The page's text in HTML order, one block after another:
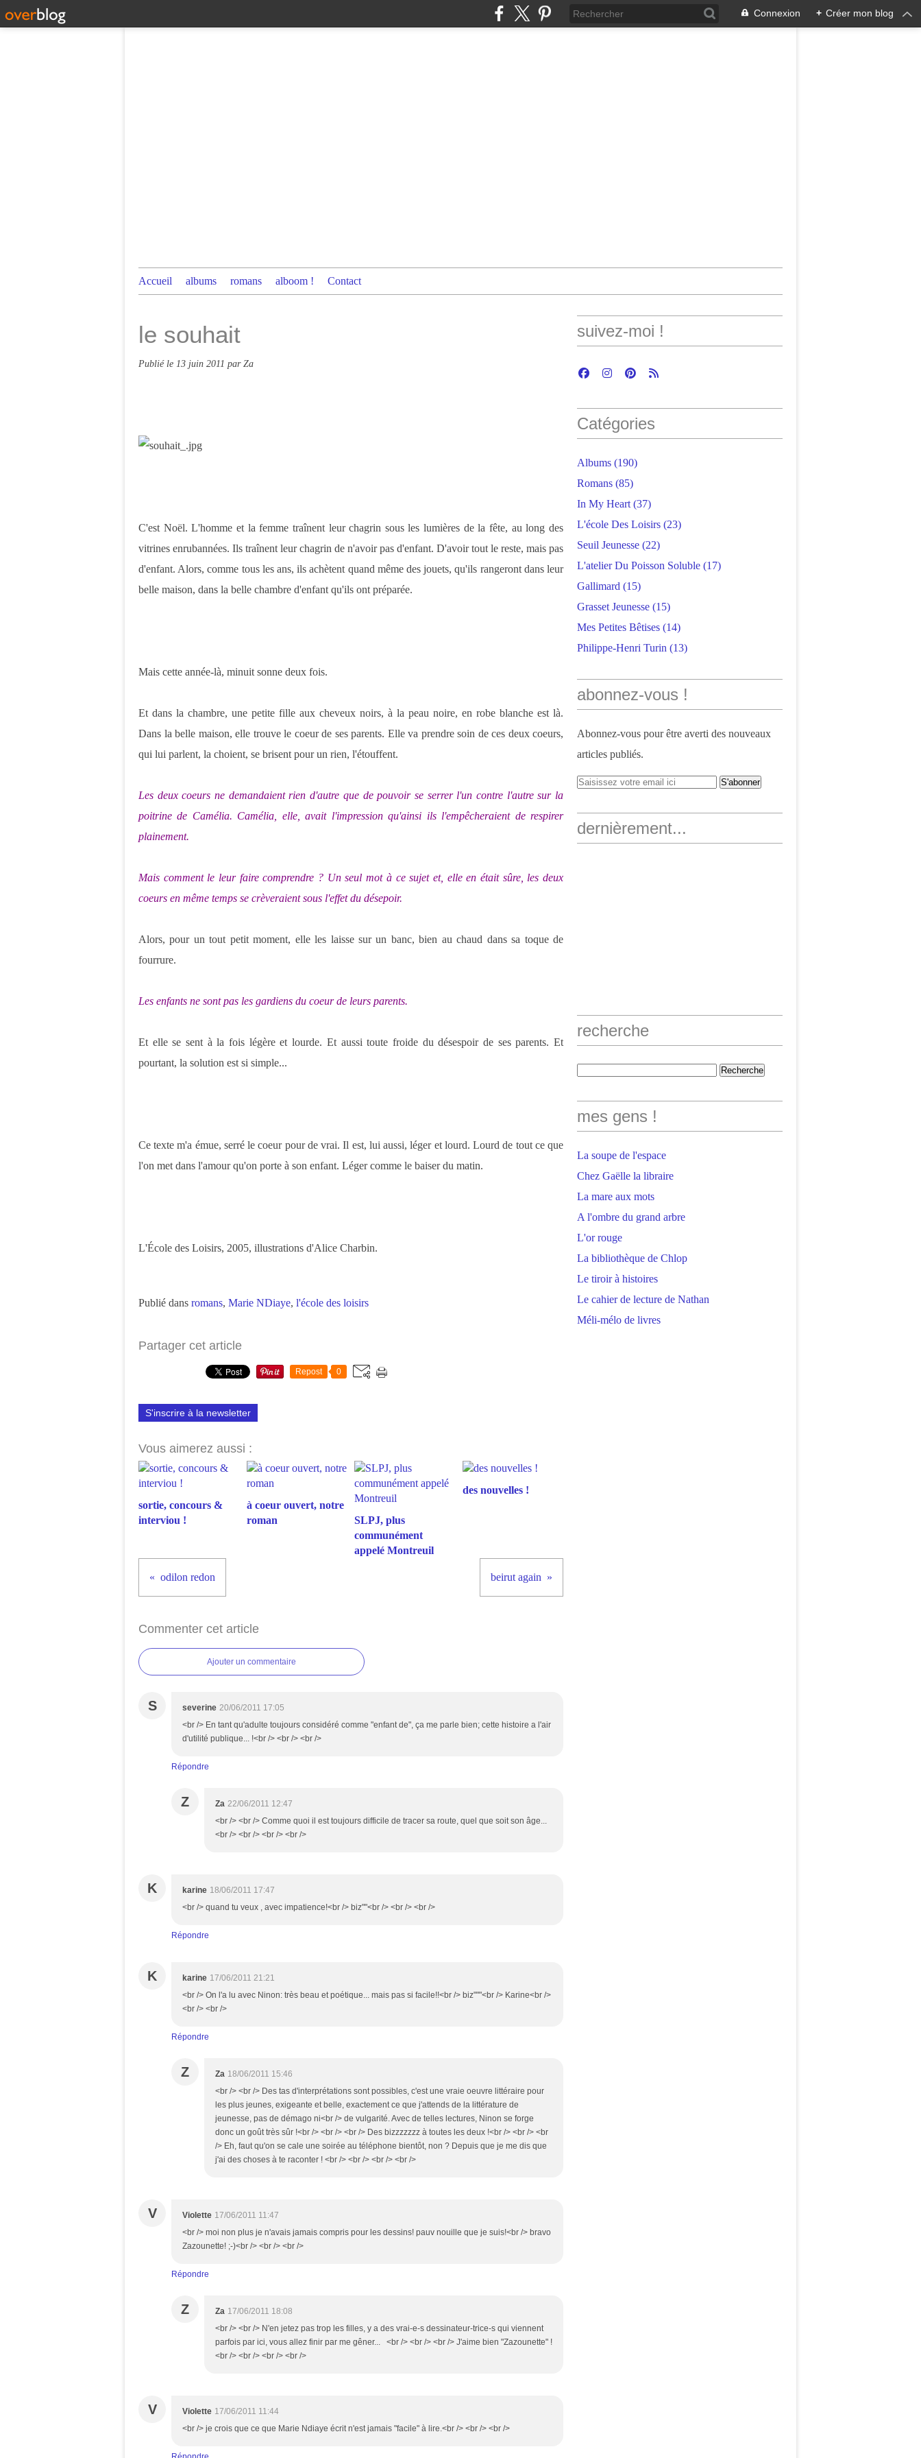
Connexion + Créer mon blog
Accueil albums romans alboom ! Contact
le souhait
Publié le 13 juin 2011 par Za
C'est Noël. L'homme et la femme traînent leur chagrin sous les lumières de la fête, au long des
vitrines enrubannées. Ils traînent leur chagrin de n'avoir pas d'enfant. D'avoir tout le reste, mais pas
d'enfant. Alors, comme tous les ans, ils achètent quand même des jouets, qu'ils rangeront dans leur
belle maison, dans la belle chambre d'enfant qu'ils ont préparée.
Mais cette année-là, minuit sonne deux fois.
Et dans la chambre, une petite fille aux cheveux noirs, à la peau noire, en robe blanche est là.
Dans la belle maison, elle trouve le coeur de ses parents. Elle va prendre soin de ces deux coeurs,
qui lui parlent, la choient, se brisent pour un rien, l'étouffent.
Les deux coeurs ne demandaient rien d'autre que de pouvoir se serrer l'un contre l'autre sur la
poitrine de Camélia. Camélia, elle, avait l'impression qu'ainsi ils l'empêcheraient de respirer
plainement.
Mais comment le leur faire comprendre ? Un seul mot à ce sujet et, elle en était sûre, les deux
coeurs en même temps se crèveraient sous l'effet du désepoir.
Alors, pour un tout petit moment, elle les laisse sur un banc, bien au chaud dans sa toque de
fourrure.
Les enfants ne sont pas les gardiens du coeur de leurs parents.
Et elle se sent à la fois légère et lourde. Et aussi toute froide du désespoir de ses parents. Et
pourtant, la solution est si simple...
Ce texte m'a émue, serré le coeur pour de vrai. Il est, lui aussi, léger et lourd. Lourd de tout ce que
l'on met dans l'amour qu'on porte à son enfant. Léger comme le baiser du matin.
L'École des Loisirs, 2005, illustrations d'Alice Charbin.
Publié dans romans, Marie NDiaye, l'école des loisirs
Partager cet article
Repost 0
S'inscrire à la newsletter
Vous aimerez aussi :
sortie, concours &
interviou !
à coeur ouvert, notre
roman
SLPJ, plus
communément
appelé Montreuil
des nouvelles !
odilon redon beirut again
Commenter cet article
Ajouter un commentaire
S severine 20/06/2011 17:05
<br /> En tant qu'adulte toujours considéré comme "enfant de", ça me parle bien; cette histoire a l'air
d'utilité publique... !<br /> <br /> <br />
Répondre
Z Za 22/06/2011 12:47
<br /> <br /> Comme quoi il est toujours difficile de tracer sa route, quel que soit son âge...
<br /> <br /> <br /> <br />
K karine 18/06/2011 17:47
<br /> quand tu veux , avec impatience!<br /> biz""<br /> <br /> <br />
Répondre
K karine 17/06/2011 21:21
<br /> On l'a lu avec Ninon: très beau et poétique... mais pas si facile!!<br /> biz"""<br /> Karine<br />
<br /> <br />
Répondre
Z Za 18/06/2011 15:46
<br /> <br /> Des tas d'interprétations sont possibles, c'est une vraie oeuvre littéraire pour
les plus jeunes, exigeante et belle, exactement ce que j'attends de la littérature de
jeunesse, pas de démago ni<br /> de vulgarité. Avec de telles lectures, Ninon se forge
donc un goût très sûr !<br /> <br /> <br /> Des bizzzzzzz à toutes les deux !<br /> <br /> <br
/> Eh, faut qu'on se cale une soirée au téléphone bientôt, non ? Depuis que je me dis que
j'ai des choses à te raconter ! <br /> <br /> <br /> <br />
V Violette 17/06/2011 11:47
<br /> moi non plus je n'avais jamais compris pour les dessins! pauv nouille que je suis!<br /> bravo
Zazounette! ;-)<br /> <br /> <br />
Répondre
Z Za 17/06/2011 18:08
<br /> <br /> N'en jetez pas trop les filles, y a des vrai-e-s dessinateur-trice-s qui viennent
parfois par ici, vous allez finir par me gêner... <br /> <br /> <br /> J'aime bien "Zazounette" !
<br /> <br /> <br /> <br />
V Violette 17/06/2011 11:44
<br /> je crois que ce que Marie Ndiaye écrit n'est jamais "facile" à lire.<br /> <br /> <br />
suivez-moi !
Catégories
Albums (190)
Romans (85)
In My Heart (37)
L'école Des Loisirs (23)
Seuil Jeunesse (22)
L'atelier Du Poisson Soluble (17)
Gallimard (15)
Grasset Jeunesse (15)
Mes Petites Bêtises (14)
Philippe-Henri Turin (13)
abonnez-vous !
Abonnez-vous pour être averti des nouveaux
articles publiés.
dernièrement...
recherche
mes gens !
La soupe de l'espace
Chez Gaëlle la libraire
La mare aux mots
A l'ombre du grand arbre
L'or rouge
La bibliothèque de Chlop
Le tiroir à histoires
Le cahier de lecture de Nathan
Méli-mélo de livres